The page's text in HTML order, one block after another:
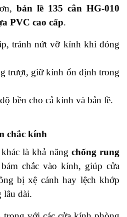
bản lề 135 cân HG-010
PVC cao cấp.
tránh nứt vỡ kính khi đóng
trượt, giữ kính ổn định trong
bền cho cả kính và bản lề.
chắc kính
là khả năng chống rung
chắc vào kính, giúp cửa
bị xệ cánh hay lệch khớp
lâu dài.